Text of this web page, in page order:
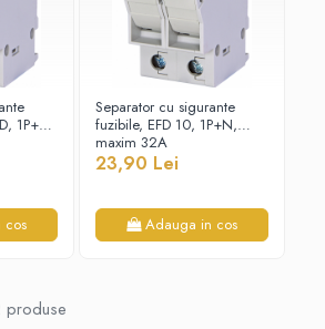
si
1P+N,
cos
Separator cu sigurante
fuzibile, EFD 10, 1P+N,
maxim 32A
23,90 Lei
Adauga in cos
produse